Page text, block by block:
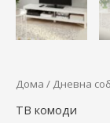
Дома / Дневна
ТВ комоди